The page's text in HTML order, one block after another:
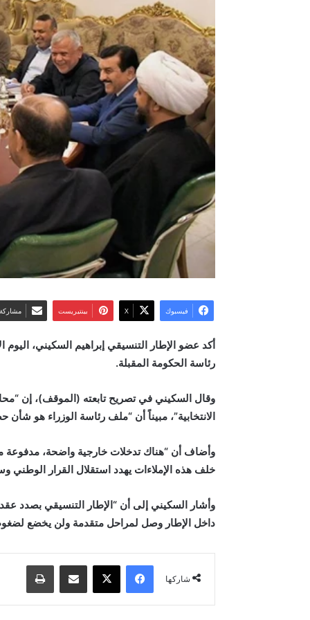
فيسبوك ‫X بينتيريست
أكد عضو الإطار التنسيقي إبراهيم السكيني،
رئاسة الحكومة المقبلة.
وقال السكيني في تصريح تابعته (الموقف)، إن
الانتخابية”، مبيناً أن “ملف رئاسة الوزراء هو
وأضاف أن “هناك تدخلات خارجية واضحة، مدفوعة من
خلف هذه الإملاءات يهدد استقلال القرار الوطني
وأشار السكيني إلى أن “الإطار التنسيقي بصدد
داخل الإطار وصل لمراحل متقدمة ولن يخضع
شاركها
فيسبوك ‫X مشاركة عبر البريد طباعة